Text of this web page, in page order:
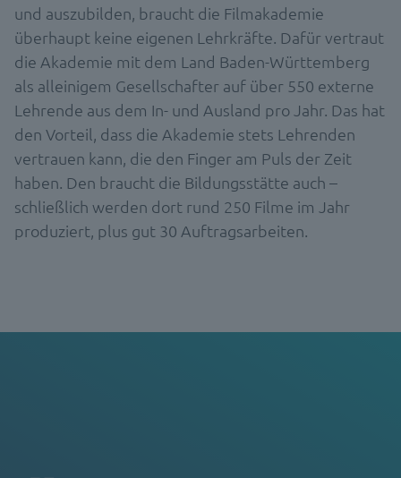
und auszubilden, braucht die Filmakademie
überhaupt keine eigenen Lehrkräfte. Dafür vertraut
die Akademie mit dem Land Baden-Württemberg
als alleinigem Gesellschafter auf über 550 externe
Lehrende aus dem In- und Ausland pro Jahr. Das hat
den Vorteil, dass die Akademie stets Lehrenden
vertrauen kann, die den Finger am Puls der Zeit
haben. Den braucht die Bildungsstätte auch –
schließlich werden dort rund 250 Filme im Jahr
produziert, plus gut 30 Auftragsarbeiten.